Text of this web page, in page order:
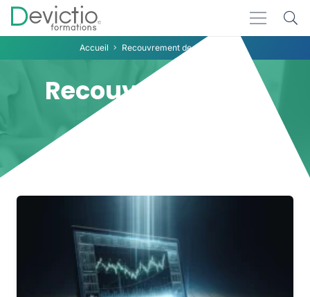
Accueil Recouvrement de créances
Recouvrement de
créances